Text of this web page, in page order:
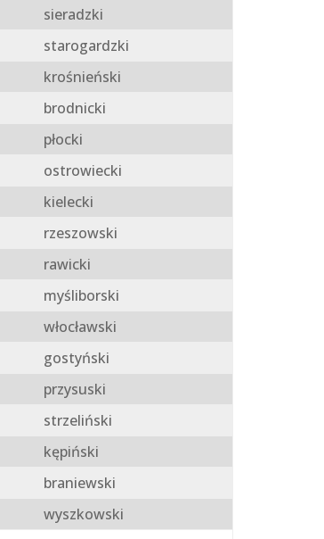
sieradzki
starogardzki
krośnieński
brodnicki
płocki
ostrowiecki
kielecki
rzeszowski
rawicki
myśliborski
włocławski
gostyński
przysuski
strzeliński
kępiński
braniewski
wyszkowski